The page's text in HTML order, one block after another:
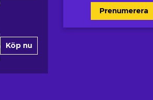
Prenumerera
Köp nu